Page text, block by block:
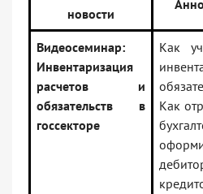
новости
Видеосеминар:
Инвентаризация
расчетов и
обязательств в
госсекторе
Как
Как